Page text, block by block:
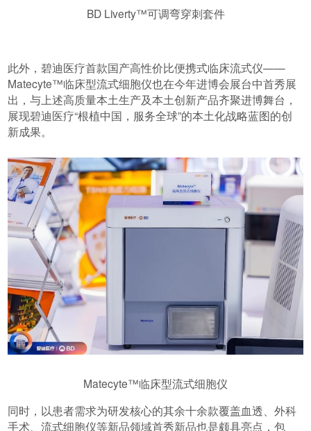
BD Liverty™可调弯穿刺套件
此外，碧迪医疗首款国产高性价比便携式临床流式仪——
Matecyte™临床型流式细胞仪也在今年进博会展台中首秀展
出，与上述高质量本土生产及本土创新产品齐聚进博舞台，
展现碧迪医疗“根植中国，服务全球”的本土化战略蓝图的创
新成果。
Matecyte™临床型流式细胞仪
同时，以患者需求为研发核心的其余十余款覆盖血透、外科
手术、流式细胞仪等新品领域首秀新品也是颇具亮点，包